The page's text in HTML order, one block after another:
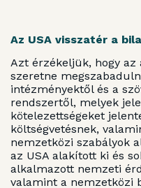
Az USA visszatér a
Azt érzékeljük, hogy
szeretne
intézményektől és a
rendszertől, melyek
kötelezettségeket
költségvetésnek,
nemzetközi szabályok
az USA alakított ki és
alkalmazott nemzeti
valamint a nemzetközi